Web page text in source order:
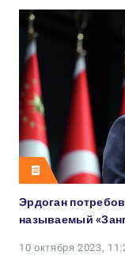
Эрдоган
называемый
10 октября 2023,